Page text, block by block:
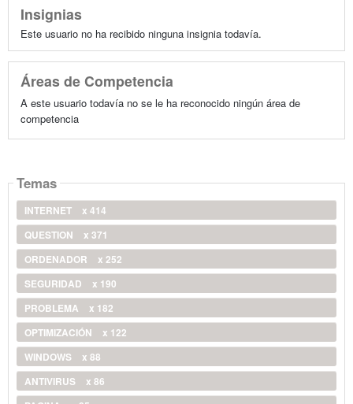
Insignias
Este usuario no ha recibido ninguna insignia todavía.
Áreas de Competencia
A este usuario todavía no se le ha reconocido ningún área de
competencia
Temas
INTERNET
x 414
QUESTION
x 371
ORDENADOR
x 252
SEGURIDAD
x 190
PROBLEMA
x 182
OPTIMIZACIÓN
x 122
WINDOWS
x 88
ANTIVIRUS
x 86